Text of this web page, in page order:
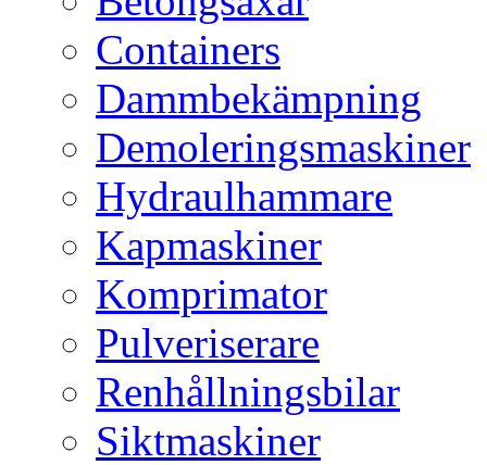
Containers
Dammbekämpning
Demoleringsmaskiner
Hydraulhammare
Kapmaskiner
Komprimator
Pulveriserare
Renhållningsbilar
Siktmaskiner